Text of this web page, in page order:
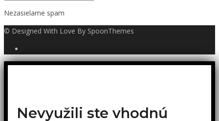
Nezasielame spam
© Designed With Love By SpoonThemes
Nevyužili ste vhodnú